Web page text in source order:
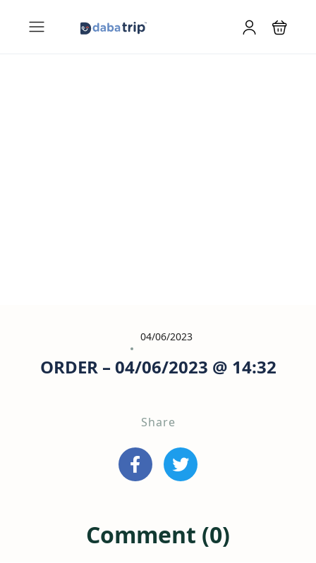
04/06/2023
ORDER – 04/06/2023 @ 14:32
Share
Comment (0)